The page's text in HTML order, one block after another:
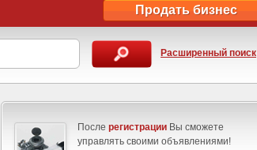
Продать бизнес
Расширенный поиск
После регистрации Вы сможете
управлять своими объявлениями!